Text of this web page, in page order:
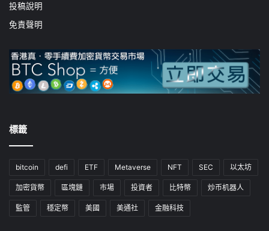
投稿說明
免責聲明
標籤
bitcoin defi ETF Metaverse NFT SEC 以太坊
加密貨幣 區塊鏈 市場 投資者 比特幣 炒币机器人
監管 穩定幣 美國 美通社 金融科技